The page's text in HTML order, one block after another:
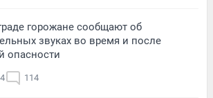
горожане сообщают об
звуках во время и после
опасности
114